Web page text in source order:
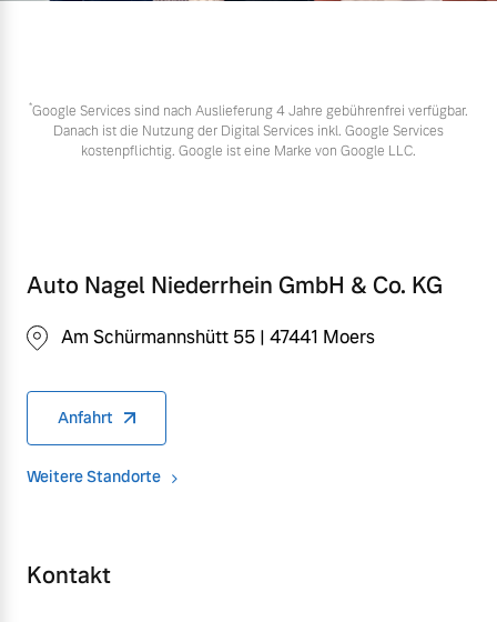
*Google Services sind nach Auslieferung 4 Jahre gebührenfrei verfügbar.
Danach ist die Nutzung der Digital Services inkl. Google Services
kostenpflichtig. Google ist eine Marke von Google LLC.
Auto Nagel Niederrhein GmbH & Co. KG
Am Schürmannshütt 55 | 47441 Moers
Anfahrt
Weitere Standorte
Kontakt